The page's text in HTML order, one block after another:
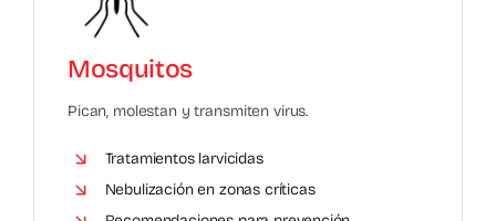
Mosquitos
Pican, molestan y transmiten virus.
Tratamientos larvicidas
Nebulización en zonas críticas